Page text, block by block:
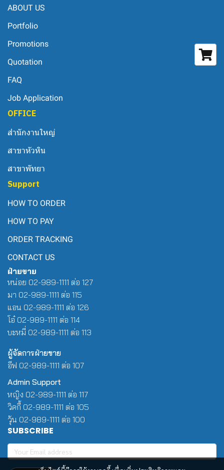
ABOUT US
Portfolio
Promotions
Quotation
FAQ
Job Application
OFFICE
สำนักงานใหญ่
สาขาหัวหิน
สาขาพัทยา
Support
HOW TO ORDER
HOW TO PAY
ORDER TRACKING
CONTACT US
ฝ่ายขาย
หน่อย 02-989-1111 ต่อ 127
มา 02-989-1111 ต่อ 115
แอน 02-989-1111 ต่อ 126
โอ๋ 02-989-1111 ต่อ 114
บะหมี่ 02-989-1111 ต่อ 113
ผู้จัดการฝ่ายขาย
อีฟ 02-989-1111 ต่อ 107
Admin Support
หญิง 02-989-1111 ต่อ 117
วิคกี้ 02-989-1111 ต่อ 105
วุ้น 02-989-1111 ต่อ 100
SUBSCRIBE